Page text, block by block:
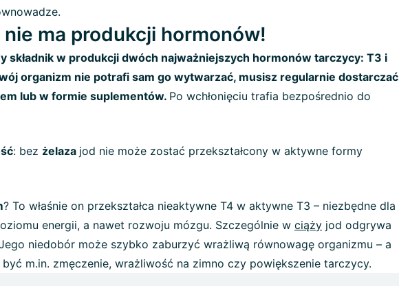
nie ma produkcji hormonów!
składnik w produkcji dwóch najważniejszych hormonów tarczycy: T3 i
organizm nie potrafi sam go wytwarzać, musisz regularnie dostarczać
lub w formie suplementów. Po wchłonięciu trafia bezpośrednio do
: bez żelaza jod nie może zostać przekształcony w aktywne formy
? To właśnie on przekształca nieaktywne T4 w aktywne T3 – niezbędne dla
energii, a nawet rozwoju mózgu. Szczególnie w ciąży jod odgrywa
niedobór może szybko zaburzyć wrażliwą równowagę organizmu – a
m.in. zmęczenie, wrażliwość na zimno czy powiększenie tarczycy.